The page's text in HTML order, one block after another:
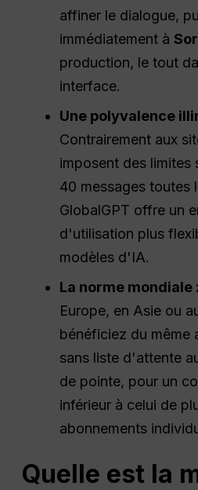
affiner le dialogue,
immédiatement à
production, le tout
interface.
Une polyvalence
Contrairement aux
imposent des limites
40 messages toutes
GlobalGPT offre un
d'utilisation plus
modèles d'IA.
La norme mondiale :
Europe, en Asie ou
bénéficiez du même
sans liste d'attente
de pointe, pour un
inférieur à celui de
abonnements
Quelle est la